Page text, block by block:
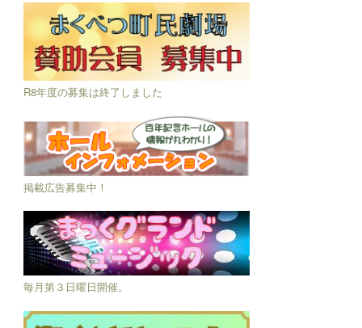
R8年度の募集は終了しました
掲載広告募集中！
毎月第３日曜日開催。